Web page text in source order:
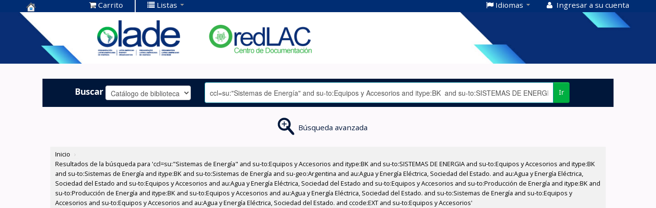
Centro de
Documentación
OLADE -
Carrito Listas Idiomas Ingresar a su cuenta
Buscar Ir
Búsqueda avanzada
Inicio ›
Resultados de la búsqueda para 'ccl=su:"Sistemas de Energía" and su-to:Equipos y Accesorios and itype:BK and su-to:SISTEMAS DE ENERGIA and su-to:Equipos y Accesorios and itype:BK
and su-to:Sistemas de Energía and itype:BK and su-to:Sistemas de Energía and su-geo:Argentina and au:Agua y Energía Eléctrica, Sociedad del Estado. and au:Agua y Energía Eléctrica,
Sociedad del Estado and su-to:Equipos y Accesorios and au:Agua y Energía Eléctrica, Sociedad del Estado and su-to:Equipos y Accesorios and su-to:Producción de Energía and itype:BK and
su-to:Producción de Energía and itype:BK and su-to:Equipos y Accesorios and au:Agua y Energía Eléctrica, Sociedad del Estado. and su-to:Sistemas de Energía and su-to:Equipos y
Accesorios and su-to:Equipos y Accesorios and au:Agua y Energía Eléctrica, Sociedad del Estado. and ccode:EXT and su-to:Equipos y Accesorios'